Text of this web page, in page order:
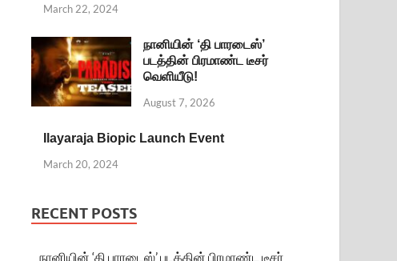
March 22, 2024
நானியின் ‘தி பாரடைஸ்’
படத்தின் பிரமாண்ட டீசர்
வெளியீடு!
August 7, 2026
Ilayaraja Biopic Launch Event
March 20, 2024
RECENT POSTS
நானியின் ‘தி பாரடைஸ்’ படத்தின் பிரமாண்ட டீசர்